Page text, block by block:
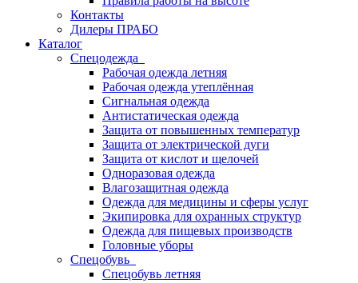
Контакты
Дилеры ПРАБО
Каталог
Спецодежда
Рабочая одежда летняя
Рабочая одежда утеплённая
Сигнальная одежда
Антистатическая одежда
Защита от повышенных температур
Защита от электрической дуги
Защита от кислот и щелочей
Одноразовая одежда
Влагозащитная одежда
Одежда для медицины и сферы услуг
Экипировка для охранных структур
Одежда для пищевых производств
Головные уборы
Спецобувь
Спецобувь летняя